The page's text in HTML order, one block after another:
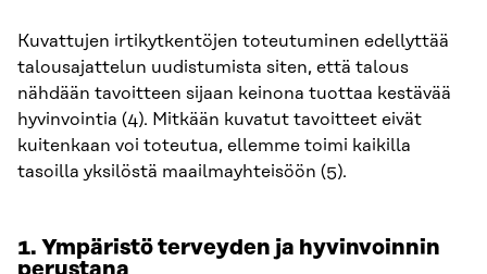
Kuvattujen irtikytkentöjen toteutuminen edellyttää
talousajattelun uudistumista siten, että talous
nähdään tavoitteen sijaan keinona tuottaa kestävää
hyvinvointia (4). Mitkään kuvatut tavoitteet eivät
kuitenkaan voi toteutua, ellemme toimi kaikilla
tasoilla yksilöstä maailmayhteisöön (5).
1. Ympäristö terveyden ja hyvinvoinnin